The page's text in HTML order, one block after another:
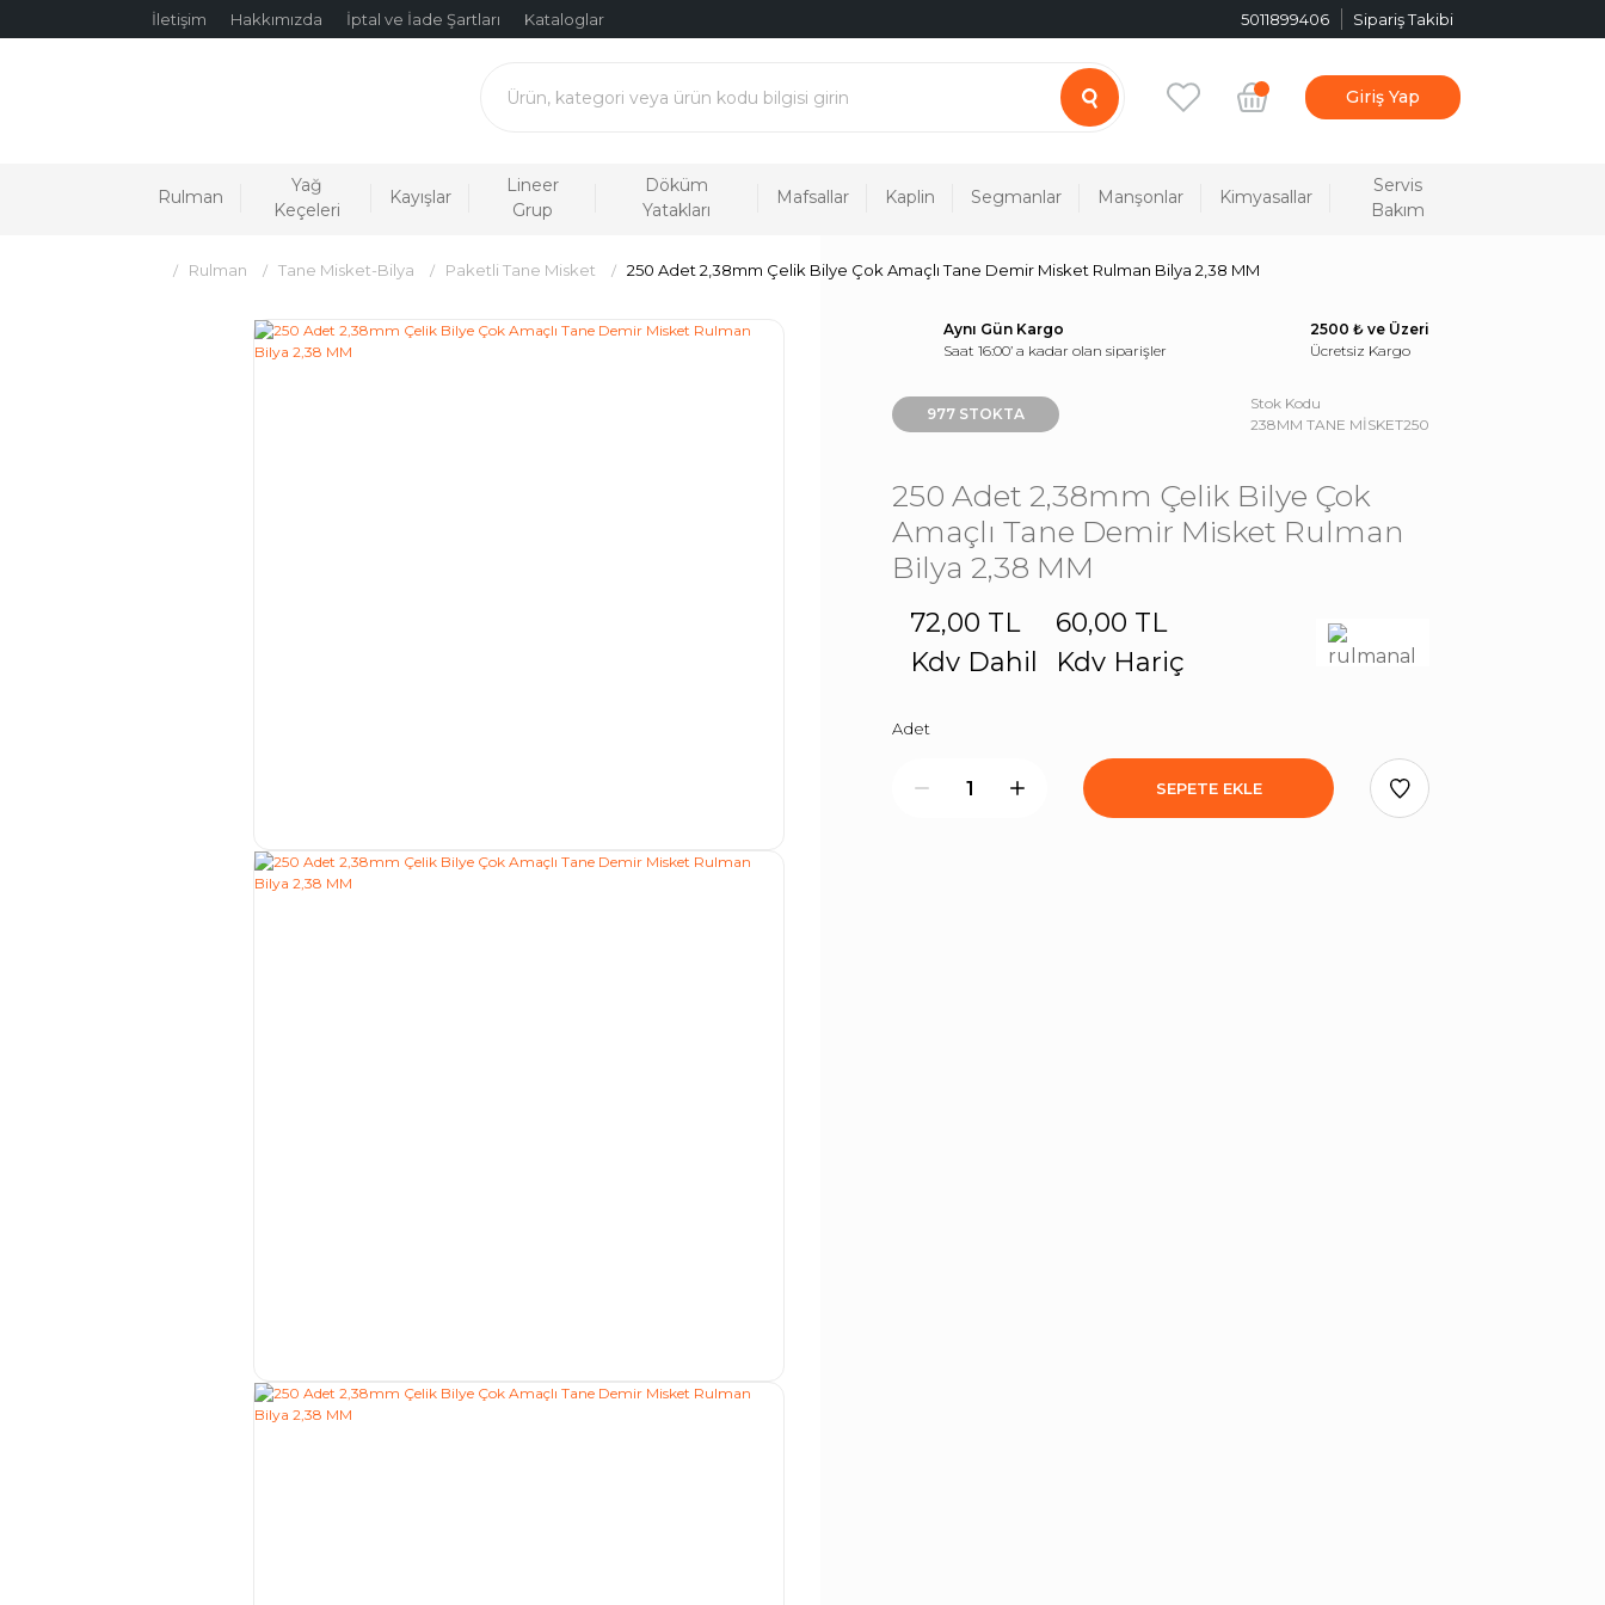
İletişim Hakkımızda İptal ve İade Şartları Kataloglar 5011899406 Sipariş Takibi
Giriş Yap
Rulman
Yağ
Keçeleri
Kayışlar
Lineer
Grup
Döküm
Yatakları
Mafsallar Kaplin Segmanlar Manşonlar Kimyasallar
Servis
Bakım
Rulman Tane Misket-Bilya Paketli Tane Misket 250 Adet 2,38mm Çelik Bilye Çok Amaçlı Tane Demir Misket Rulman Bilya 2,38 MM
Aynı Gün Kargo
Saat 16:00’ a kadar olan siparişler
2500 ₺ ve Üzeri
Ücretsiz Kargo
977 STOKTA
Stok Kodu
238MM TANE MİSKET250
250 Adet 2,38mm Çelik Bilye Çok
Amaçlı Tane Demir Misket Rulman
Bilya 2,38 MM
72,00 TL
Kdv Dahil
60,00 TL
Kdv Hariç
Adet
SEPETE EKLE